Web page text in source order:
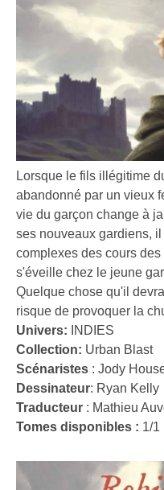
Lorsque le fils illégitime
abandonné par un vieux
vie du garçon change à
ses nouveaux gardiens,
complexes des cours
s'éveille chez le jeune
Quelque chose qu'il
risque de provoquer la
Univers:
INDIES
Collection: Urban Blast
Scénaristes : Jody
Dessinateur: Ryan Kelly
Traducteur : Mathieu
Tomes disponibles : 1/1